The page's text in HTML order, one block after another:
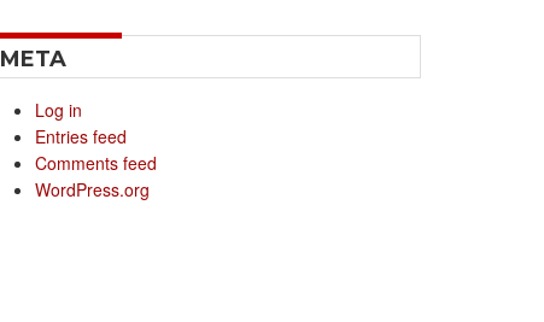
META
Log in
Entries feed
Comments feed
WordPress.org